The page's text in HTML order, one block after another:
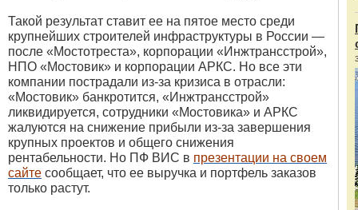
Такой результат ставит ее на пятое место среди
крупнейших строителей инфраструктуры в России —
после «Мостотреста», корпорации «Инжтрансстрой»,
НПО «Мостовик» и корпорации АРКС. Но все эти
компании пострадали из-за кризиса в отрасли:
«Мостовик» банкротится, «Инжтрансстрой»
ликвидируется, сотрудники «Мостовика» и АРКС
жалуются на снижение прибыли из-за завершения
крупных проектов и общего снижения
рентабельности. Но ПФ ВИС в презентации на своем
сайте сообщает, что ее выручка и портфель заказов
только растут.